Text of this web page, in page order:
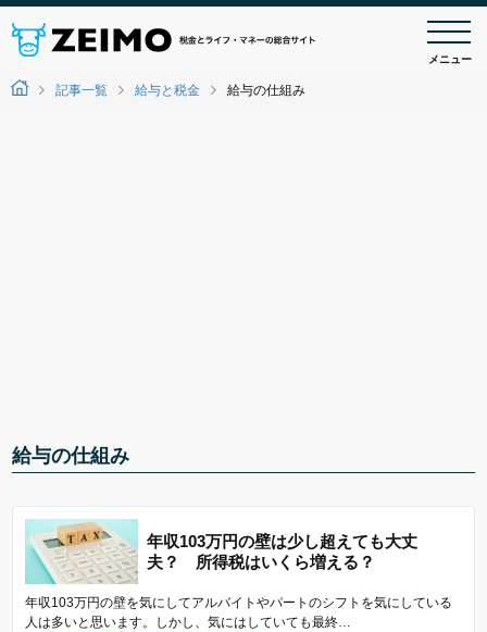
メニュー
記事一覧 給与と税金 給与の仕組み
給与の仕組み
年収103万円の壁は少し超えても大丈
夫？ 所得税はいくら増える？
年収103万円の壁を気にしてアルバイトやパートのシフトを気にしている
人は多いと思います。しかし、気にはしていても最終…